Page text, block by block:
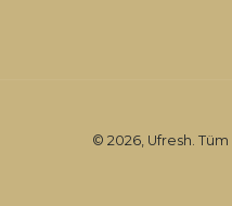
© 2026, Ufresh. Tüm